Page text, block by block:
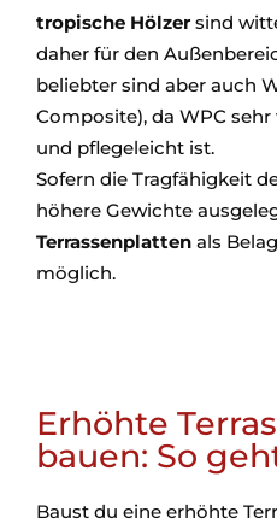
tropische Hölzer sind
daher für den
beliebter sind aber auch
Composite), da WPC
und pflegeleicht ist.
Sofern die Tragfähigkeit
höhere Gewichte
Terrassenplatten als
möglich.
Erhöhte
bauen: So
Baust du eine erhöhte